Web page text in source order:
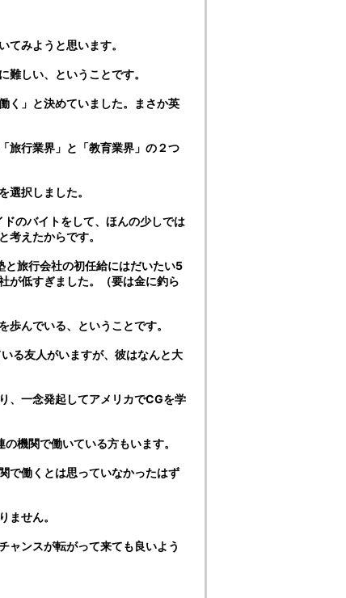
みようと思います。
しい、ということです。
く」と決めていました。まさか英
旅行業界」と「教育業界」の２つ
選択しました。
のバイトをして、ほんの少しでは
考えたからです。
旅行会社の初任給にはだいたい5
が低すぎました。（要は金に釣ら
んでいる、ということです。
る友人がいますが、彼はなんと大
、一念発起してアメリカでCGを学
機関で働いている方もいます。
で働くとは思っていなかったはず
ません。
ャンスが転がって来ても良いよう